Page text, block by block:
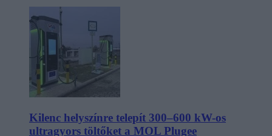
Kilenc helyszínre telepít 300–600 kW-os
ultragyors töltőket a MOL Plugee